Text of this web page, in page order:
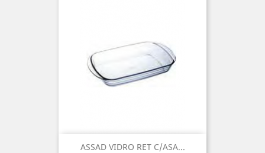
ASSAD VIDRO RET C/ASA...